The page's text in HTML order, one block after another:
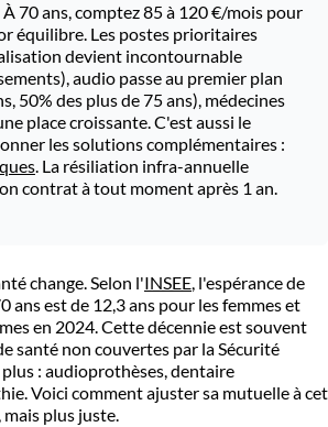
À 70 ans, comptez 85 à 120 €/mois pour
équilibre. Les postes prioritaires
devient incontournable
audio passe au premier plan
50% des plus de 75 ans), médecines
place croissante. C'est aussi le
les solutions complémentaires :
. La résiliation infra-annuelle
contrat à tout moment après 1 an.
change. Selon l'INSEE, l'espérance de
ans est de 12,3 ans pour les femmes et
en 2024. Cette décennie est souvent
santé non couvertes par la Sécurité
: audioprothèses, dentaire
Voici comment ajuster sa mutuelle à cet
plus juste.